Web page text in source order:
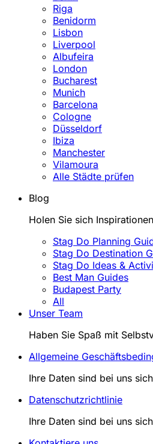
Riga
Benidorm
Lisbon
Liverpool
Albufeira
London
Bucharest
Munich
Barcelona
Cologne
Düsseldorf
Ibiza
Manchester
Vilamoura
Alle Städte prüfen
Blog
Holen Sie sich
Stag Do Planning
Stag Do Destination
Stag Do Ideas &
Best Man Guides
Budapest Party
All
Unser Team
Haben Sie Spaß mit
Allgemeine
Ihre Daten sind bei uns
Datenschutzrichtlinie
Ihre Daten sind bei uns